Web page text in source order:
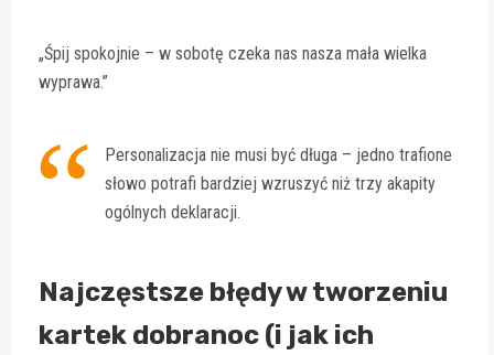
„Śpij spokojnie – w sobotę czeka nas nasza mała wielka
wyprawa.”
Personalizacja nie musi być długa – jedno trafione
słowo potrafi bardziej wzruszyć niż trzy akapity
ogólnych deklaracji.
Najczęstsze błędy w tworzeniu
kartek dobranoc (i jak ich